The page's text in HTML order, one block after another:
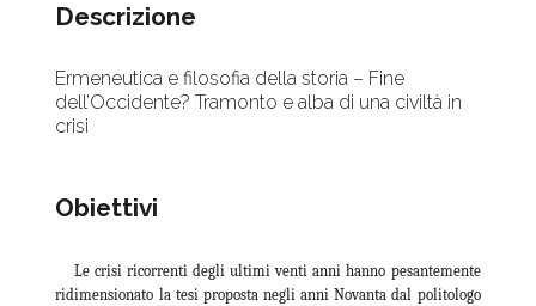
Descrizione
Ermeneutica e filosofia della storia – Fine
dell’Occidente? Tramonto e alba di una civiltà in
crisi
Obiettivi
Le crisi ricorrenti degli ultimi venti anni hanno pesantemente
ridimensionato la tesi proposta negli anni Novanta dal politologo